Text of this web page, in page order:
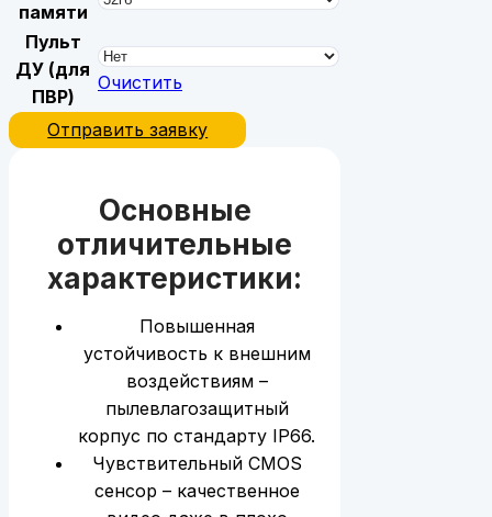
памяти
Пульт
ДУ (для
ПВР)
Очистить
Отправить заявку
Основные
отличительные
характеристики:
Повышенная
устойчивость к внешним
воздействиям –
пылевлагозащитный
корпус по стандарту IP66.
Чувствительный CMOS
сенсор – качественное